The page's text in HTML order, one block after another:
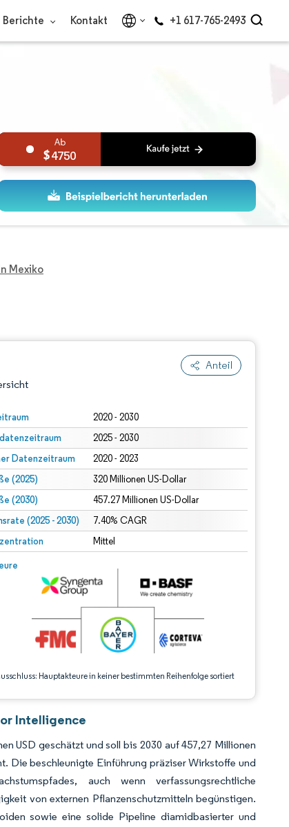
Berichte Kontakt +1 617-765-2493
4750
Mexiko
Anteil
2020 - 2030
2025 - 2030
Datenzeitraum 2020 - 2023
(2025) 320 Millionen US-Dollar
(2030) 457.27 Millionen US-Dollar
(2025 - 2030) 7.40% CAGR
Mittel
Hauptakteure in keiner bestimmten Reihenfolge sortiert
Intelligence. Wiederverwendung erfordert Namensnennung gemäß CC BY 4.0.
gemäß CC BY 4.0.
Intelligence
USD geschätzt und soll bis 2030 auf 457,27 Millionen
Die beschleunigte Einführung präziser Wirkstoffe und
auch wenn verfassungsrechtliche
von externen Pflanzenschutzmitteln begünstigen.
sowie eine solide Pipeline diamidbasierter und